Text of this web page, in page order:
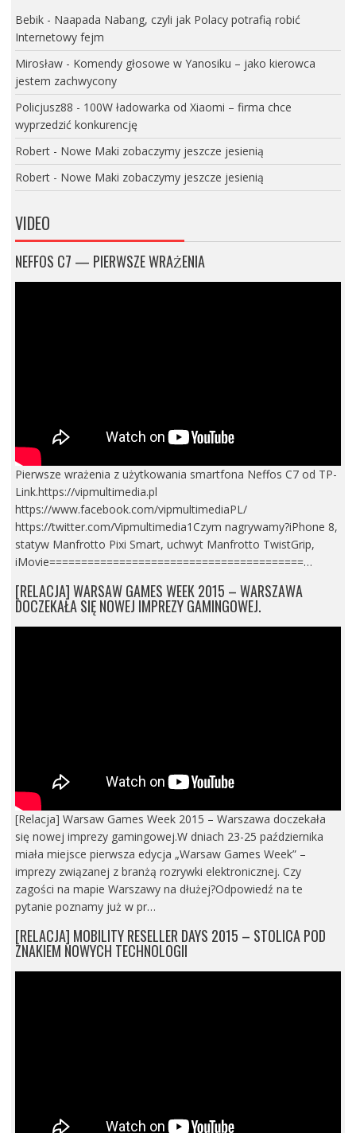
Bebik- Naapada Nabang, czyli jak Polacy potrafią robić
Internetowy fejm
Mirosław- Komendy głosowe w Yanosiku – jako kierowca
jestem zachwycony
Policjusz88 - 100W ładowarka od Xiaomi – firma chce
wyprzedzić konkurencję
Robert- Nowe Maki zobaczymy jeszcze jesienią
Robert- Nowe Maki zobaczymy jeszcze jesienią
VIDEO
NEFFOS C7 — PIERWSZE WRAŻENIA
Pierwsze wrażenia z użytkowania smartfona Neffos C7 od TP-
Link.https://vipmultimedia.pl
https://www.facebook.com/vipmultimediaPL/
https://twitter.com/Vipmultimedia1Czym nagrywamy?iPhone 8,
statyw Manfrotto Pixi Smart, uchwyt Manfrotto TwistGrip,
iMovie========================================…
[RELACJA] WARSAW GAMES WEEK 2015 – WARSZAWA
DOCZEKAŁA SIĘ NOWEJ IMPREZY GAMINGOWEJ.
[Relacja] Warsaw Games Week 2015 – Warszawa doczekała
się nowej imprezy gamingowej.W dniach 23-25 października
miała miejsce pierwsza edycja „Warsaw Games Week” –
imprezy związanej z branżą rozrywki elektronicznej. Czy
zagości na mapie Warszawy na dłużej?Odpowiedź na te
pytanie poznamy już w pr…
[RELACJA] MOBILITY RESELLER DAYS 2015 – STOLICA POD
ZNAKIEM NOWYCH TECHNOLOGII